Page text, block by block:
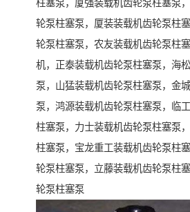
柱塞泵，厦强装载机齿轮泵柱塞泵
轮泵柱塞泵，厦装装载机齿轮泵柱
轮泵柱塞泵，农友装载机齿轮泵柱
机，正泰装载机齿轮泵柱塞泵，海
泵，山猛装载机齿轮泵柱塞泵，金
泵，鸿源装载机齿轮泵柱塞泵，临
柱塞泵，力士装载机齿轮泵柱塞泵
柱塞泵，宝龙重工装载机齿轮泵柱
轮泵柱塞泵，立藤装载机齿轮泵柱
轮泵柱塞泵